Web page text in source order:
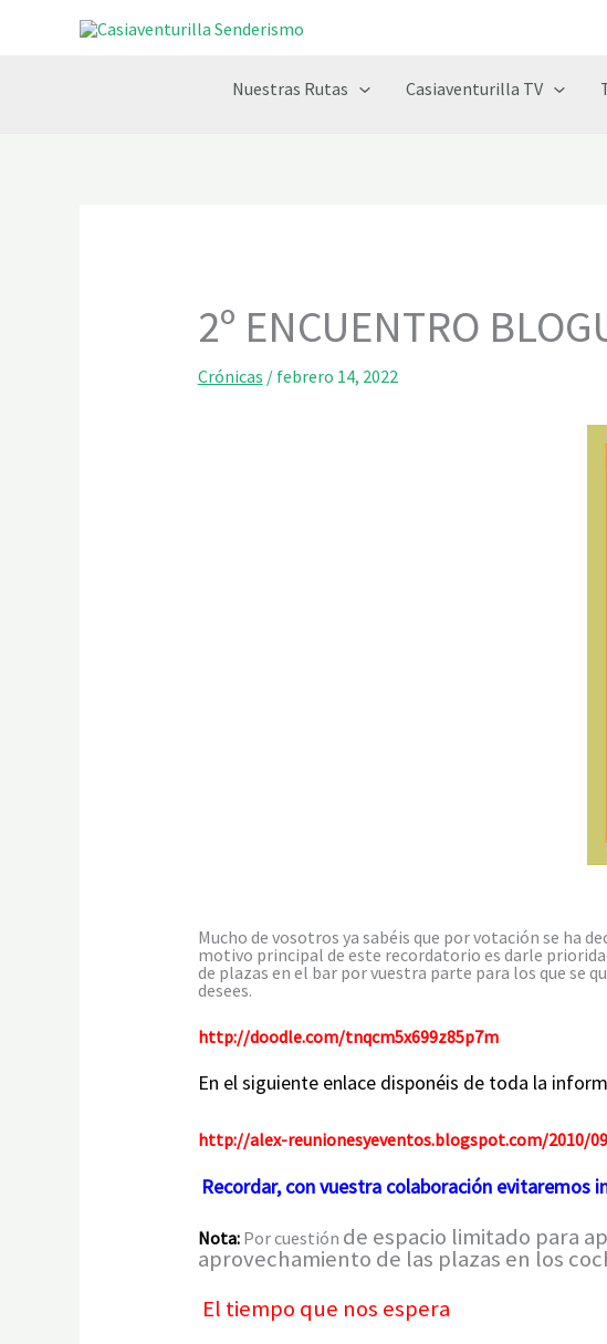
Nuestras Rutas Casiaventurilla TV
2º ENCUENTRO
Crónicas / febrero 14, 2022
Mucho de vosotros ya sabéis que por votación se ha
motivo principal de este recordatorio es darle
de plazas en el bar por vuestra parte para los que se
desees.
http://doodle.com/tnqcm5x699z85p7m
En el siguiente enlace disponéis de toda la
http://alex-reunionesyeventos.blogspot.com/2010/
Recordar, con vuestra colaboración evitaremos
Nota:Por cuestión de espacio limitado para
aprovechamiento de las plazas en los
El tiempo que nos espera